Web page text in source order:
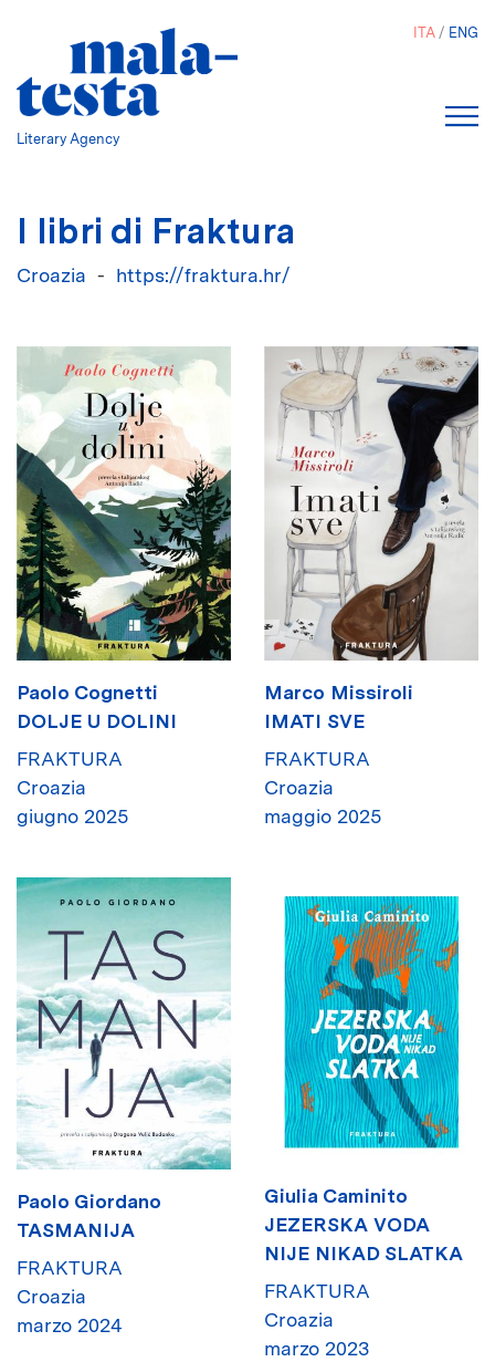
Literary Agency
ITA ENG
I libri di Fraktura
Croazia https://fraktura.hr/
Paolo Cognetti
DOLJE U DOLINI
FRAKTURA
Croazia
giugno 2025
Marco Missiroli
IMATI SVE
FRAKTURA
Croazia
maggio 2025
Paolo Giordano
TASMANIJA
FRAKTURA
Croazia
marzo 2024
Giulia Caminito
JEZERSKA VODA
NIJE NIKAD SLATKA
FRAKTURA
Croazia
marzo 2023